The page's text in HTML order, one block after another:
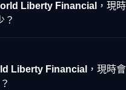
Liberty Financial，現時
？
Liberty Financial，現時會